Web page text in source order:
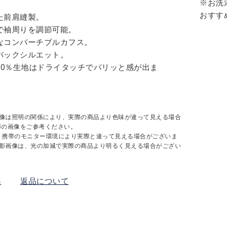
肩縫製。
周りを調節可能。
ンバーチブルカフス。
クシルエット。
％生地はドライタッチでパリッと感が出ま
は照明の関係により、実際の商品より色味が違って見える場合
画像をご参考ください。
帯のモニター環境により実際と違って見える場合がございま
画像は、光の加減で実際の商品より明るく見える場合がござい
返品について
※お洗
おすす